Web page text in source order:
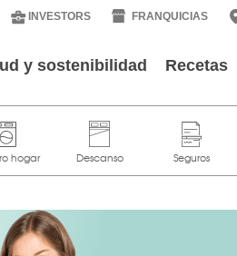
INVESTORS FRANQUICIAS
y sostenibilidad Recetas